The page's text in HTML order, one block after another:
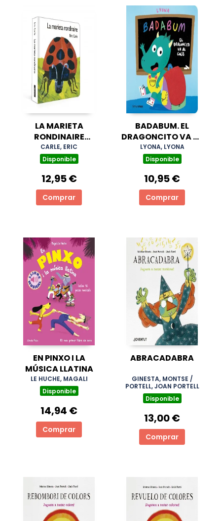
LA MARIETA
RONDINAIRE
(COL·LECCIÓ ERIC
CARLE)
CARLE, ERIC
Disponible
12,95 €
Comprar
BADABUM. EL
DRAGONCITO VA AL
COLE
LYONA, LYONA
Disponible
10,95 €
Comprar
EN PINXO I LA
MÚSICA LLATINA
LE HUCHE, MAGALI
Disponible
14,94 €
Comprar
ABRACADABRA
GINESTA, MONTSE /
PORTELL, JOAN PORTELL
Disponible
13,00 €
Comprar